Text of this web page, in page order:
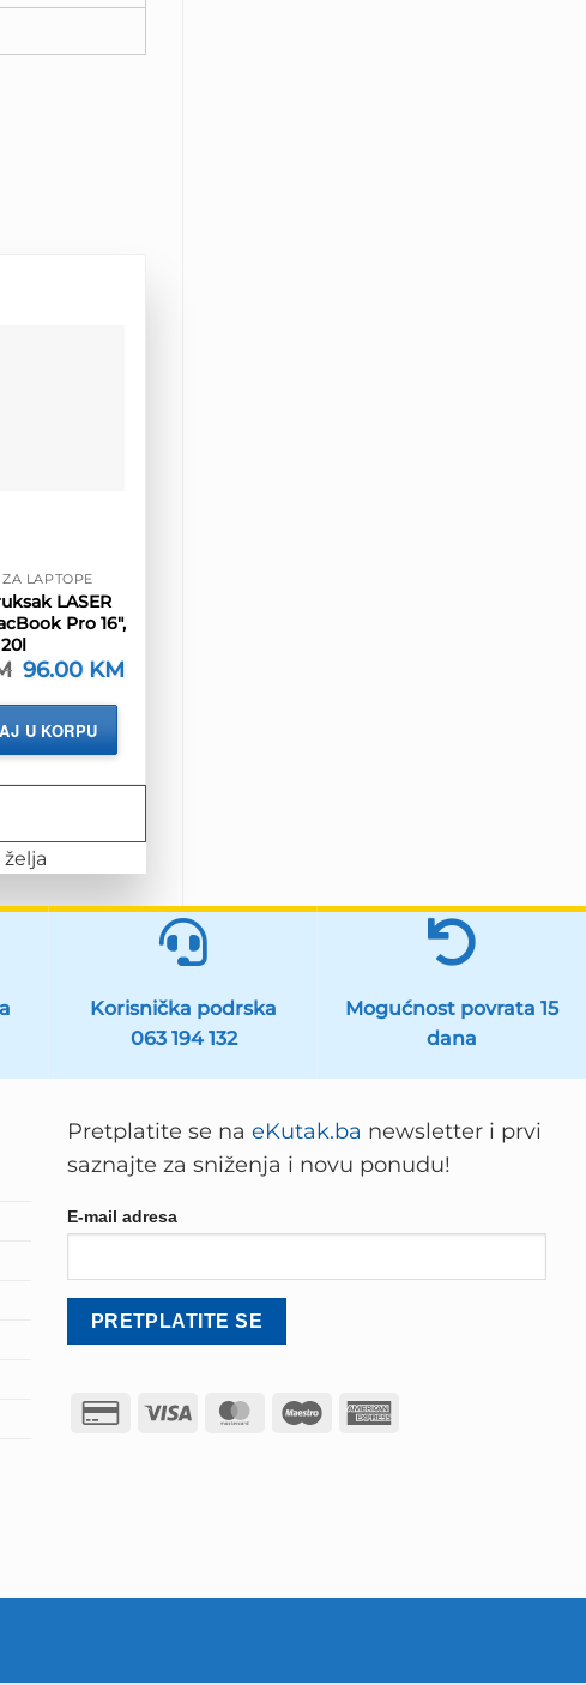
LAPTOPE
LASER
Pro 16″,
20l
Izvorna
cijena
bila
120.00 KM.
96.00 KM
U KORPU
Korisnička podrska
063 194 132
Mogućnost povrata 15
dana
Pretplatite se na eKutak.ba newsletter i prvi
saznajte za sniženja i novu ponudu!
E-mail adresa
Credit
Visa MasterCard
Maestro